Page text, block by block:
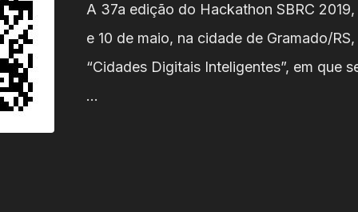
A 37a edição do Hackathon SBRC
e 10 de maio, na cidade de Gramado/
“Cidades Digitais Inteligentes”, em que
…